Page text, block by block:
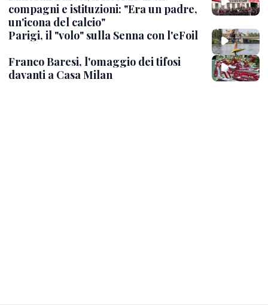
compagni e istituzioni: "Era un padre,
un'icona del calcio"
Parigi, il "volo" sulla Senna con l'eFoil
Franco Baresi, l'omaggio dei tifosi
davanti a Casa Milan